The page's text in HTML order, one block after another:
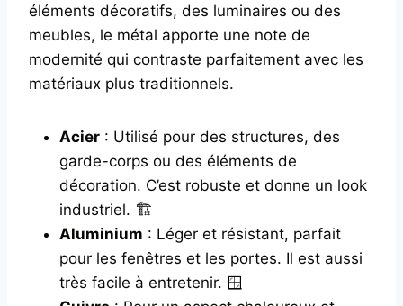
éléments décoratifs, des luminaires ou des
meubles, le métal apporte une note de
modernité qui contraste parfaitement avec les
matériaux plus traditionnels.
Acier : Utilisé pour des structures, des
garde-corps ou des éléments de
décoration. C’est robuste et donne un look
industriel. 🏗️
Aluminium : Léger et résistant, parfait
pour les fenêtres et les portes. Il est aussi
très facile à entretenir. 🪟